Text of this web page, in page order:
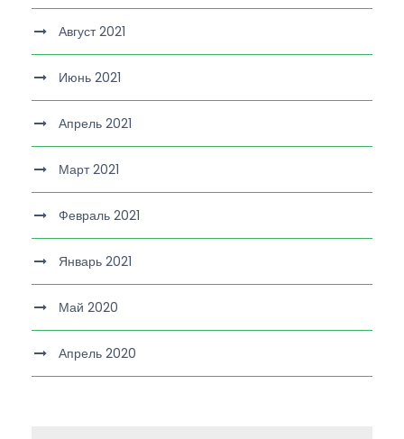
Август 2021
Июнь 2021
Апрель 2021
Март 2021
Февраль 2021
Январь 2021
Май 2020
Апрель 2020